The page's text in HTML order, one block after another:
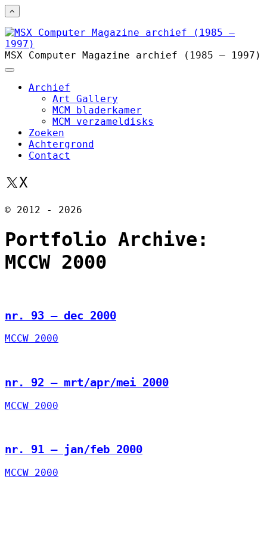
MSX Computer Magazine archief (1985 – 1997)
Archief
Art Gallery
MCM bladerkamer
MCM verzameldisks
Zoeken
Achtergrond
Contact
X
© 2012 - 2026
Portfolio Archive:
MCCW 2000
nr. 93 – dec 2000
MCCW 2000
nr. 92 – mrt/apr/mei 2000
MCCW 2000
nr. 91 – jan/feb 2000
MCCW 2000